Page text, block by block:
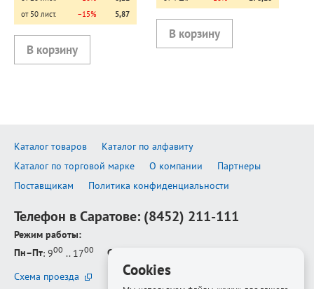
от 50 лист.
−15% 5,87
Каталог товаров
Каталог по алфавиту
Каталог по торговой марке
О компании
Партнеры
Поставщикам
Политика конфиденциальности
Телефон в Саратове: (8452) 211-111
Режим работы:
Пн–Пт: 900 .. 1700 Сб–Вс
Схема проезда
Cookies